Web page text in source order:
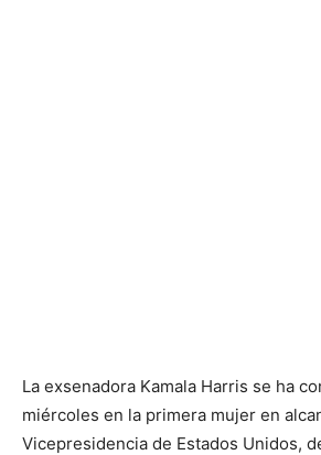
La exsenadora Kamala Harris se ha
miércoles en la primera mujer en
Vicepresidencia de Estados Unidos,